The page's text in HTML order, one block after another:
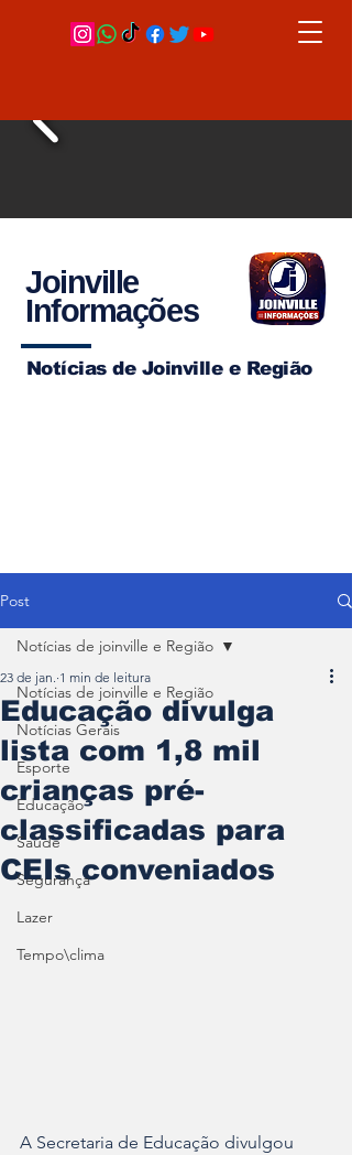
Joinville
Informações
Notícias de Joinville e Região
Post
Notícias de joinville e Região
Notícias Gerais
Esporte
Educação
Saúde
Segurança
Lazer
Tempo\clima
Notícias de joinville e Região
Educação divulga
lista com 1,8 mil
crianças pré-
classificadas para
CEIs conveniados
23 de jan. 1 min de leitura
A Secretaria de Educação divulgou